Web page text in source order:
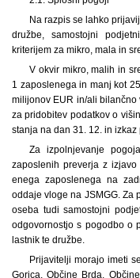
Na razpis se lahko
družbe, samostojni
kriterijem za mikro, mala in
V okvir mikro, malih in
1 zaposlenega in manj kot
milijonov EUR in/ali bilančno
za pridobitev podatkov o
stanja na dan 31. 12. in
Za izpolnjevanje
zaposlenih preverja z
enega zaposlenega na
oddaje vloge na JSMGG. Za
oseba tudi samostojni
odgovornostjo s pogodbo o
lastnik te družbe.
Prijavitelji morajo imeti
Gorica, Občine Brda,